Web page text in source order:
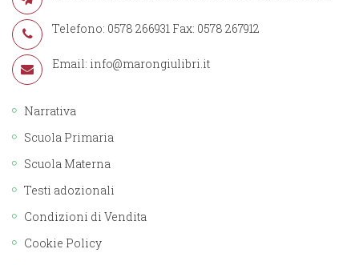
Telefono: 0578 266931 Fax: 0578 267912
Email: info@marongiulibri.it
Narrativa
Scuola Primaria
Scuola Materna
Testi adozionali
Condizioni di Vendita
Cookie Policy